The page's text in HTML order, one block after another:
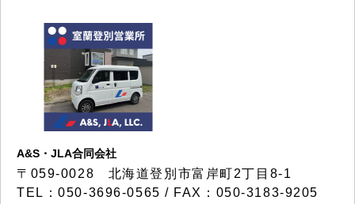
A&S・JLA合同会社
〒 059-0028 北海道登別市富岸町2丁目 8-1
TEL：050-3696-0565 / FAX：050-3183-9205